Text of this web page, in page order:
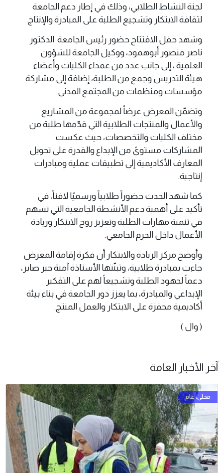
لجنة النشاط الطلابي، وذلك في إطار دعم الجامعة
لثقافة الابتكار وتشجيع الطلبة على المبادرة والإنتاج.
وشهد حفل الافتتاح حضور رئيس الجامعة الدكتور
ناصر منصور أبوهمود، ووكيل الجامعة للشؤون
العلمية ، إلى جانب عدد من عمداء الكليات وأعضاء
هيئة التدريس وجمع من الطلبة، إضافة إلى مشاركة
مؤسسات ومنظمات من المجتمع المدني.
وتضمّن المعرض عرضاً لمجموعة من المشاريع
والأعمال والمنتجات الطلابية التي قدّمها طلبة من
مختلف الكليات والتخصصات، حيث عكست
المشاركات مستوىً من الإبداع والقدرة على تحويل
المعارف الأكاديمية إلى تطبيقات عملية ومبادرات
إنتاجية.
كما شهد الحدث حضوراً طلابياً ورسميًا لافتاً، في
تأكيد على أهمية دعم الأنشطة الجامعية التي تسهم
في تنمية مهارات الطلبة وتعزيز روح الابتكار وريادة
الأعمال داخل الحرم الجامعي.
وأوضح مركز الريادة والابتكار أن فكرة إقامة المعرض
جاءت بمبادرة طلابية، وتبنّتها الأستاذة آمنة خير صابر،
دعماً لجهود الطلبة وتشجيعاً لهم على التفكير
الإبداعي والمبادرة، بما يعزز دور الجامعة في بناء بيئة
أكاديمية محفزة على الابتكار والعمل المنتج.
( وال )
آخر الأخبار العامة